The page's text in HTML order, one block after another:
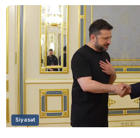
Siyasət